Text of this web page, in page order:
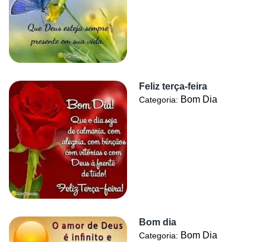
Feliz terça-feira
Categoria: Bom Dia
Bom dia
Categoria: Bom Dia